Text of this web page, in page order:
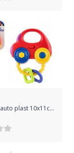
Chrastítko auto plast 10x11cm na baterie se zvukem, světlem na kartě 3m+